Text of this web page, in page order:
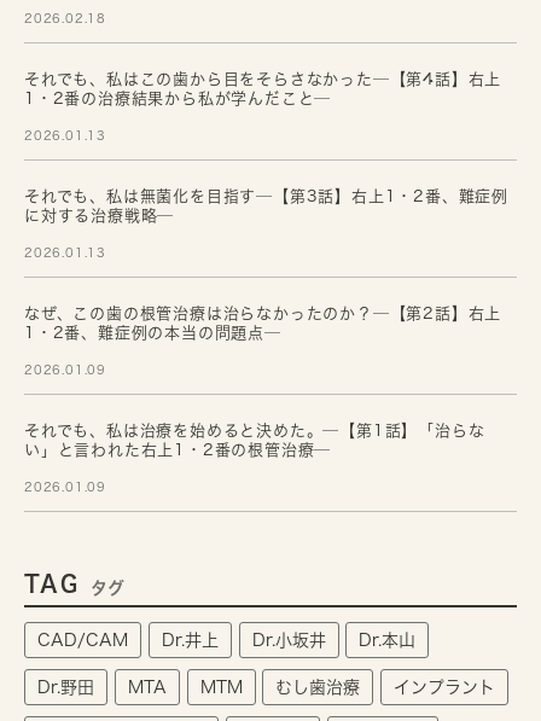
2026.02.18
それでも、私はこの歯から目をそらさなかった─【第4話】右上
1・2番の治療結果から私が学んだこと─
2026.01.13
それでも、私は無菌化を目指す─【第3話】右上1・2番、難症例
に対する治療戦略─
2026.01.13
なぜ、この歯の根管治療は治らなかったのか？─【第2話】右上
1・2番、難症例の本当の問題点─
2026.01.09
それでも、私は治療を始めると決めた。─【第1話】「治らな
い」と言われた右上1・2番の根管治療─
2026.01.09
TAG タグ
CAD/CAM Dr.井上 Dr.小坂井 Dr.本山
Dr.野田 MTA MTM むし歯治療 インプラント